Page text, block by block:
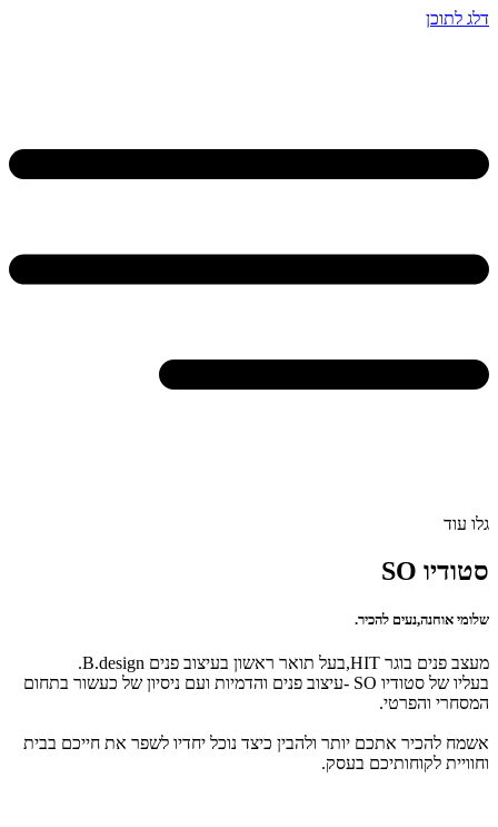
דלג לתוכן
גלו עוד
סטודיו SO
שלומי אוחנה,נעים להכיר.
מעצב פנים בוגר HIT,בעל תואר ראשון בעיצוב פנים B.design.
בעליו של סטודיו SO -עיצוב פנים והדמיות ועם ניסיון של כעשור בתחום
המסחרי והפרטי.
אשמח להכיר אתכם יותר ולהבין כיצד נוכל יחדיו לשפר את חייכם בבית
וחוויית לקוחותיכם בעסק.